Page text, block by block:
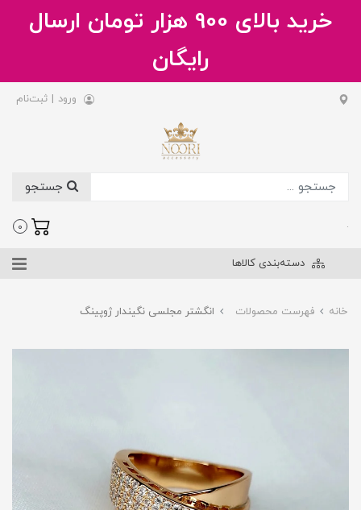
خرید بالای 900 هزار تومان ارسال
رایگان
ورود | ثبت‌نام
.
0
دسته‌بندی کالاها
خانه فهرست محصولات انگشتر مجلسی نگیندار ژوپینگ